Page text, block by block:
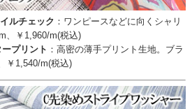
ルチェック ： ワンピースなどに向くシャリ
、￥1,960/m(税込)
プリント ： 高密の薄手プリント生地。ブラ
￥1,540/m(税込)